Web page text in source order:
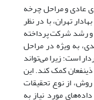
عادی و مراحل چرخه
تهران، با در نظر
رشد شرکت پرداخته
به ویژه در مراحل
است؛ زیرا می‌تواند
کمک کند. این
از نوع تحقیقات
مورد نیاز به